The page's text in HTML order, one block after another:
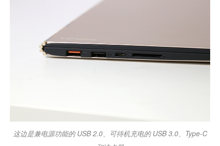
这边是兼电源功能的 USB 2.0、可待机充电的 USB 3.0、Type-C